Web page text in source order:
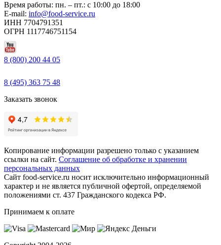
Время работы: пн. – пт.: с 10:00 до 18:00
E-mail: info@food-service.ru
ИНН 7704791351
ОГРН 1117746751154
8 (800) 200 44 05
8 (495) 363 75 48
Заказать звонок
Копирование информации разрешено только с указанием
ссылки на сайт. Соглашение об обработке и хранении
персональных данных
Сайт food-service.ru носит исключительно информационный
характер и не является публичной офертой, определяемой
положениями ст. 437 Гражданского кодекса РФ.
Принимаем к оплате